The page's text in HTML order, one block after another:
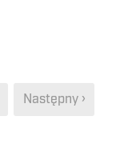
Następny ›